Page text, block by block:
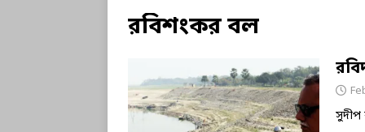
রবিশংকর বল
সুদীপ